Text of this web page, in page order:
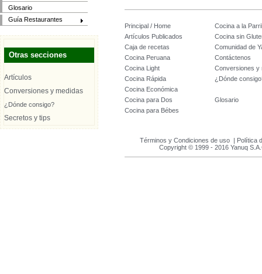
Glosario
Guía Restaurantes
Otras secciones
Artículos
Conversiones y medidas
¿Dónde consigo?
Secretos y tips
Principal / Home
Cocina a la
Artículos Publicados
Cocina sin
Caja de recetas
Comunidad de
Cocina Peruana
Contáctenos
Cocina Light
Conversiones y
Cocina Rápida
¿Dónde
Cocina Económica
Cocina para Dos
Glosario
Cocina para Bébes
Términos y Condiciones de uso| Política
Copyright © 1999 - 2016 Yanuq